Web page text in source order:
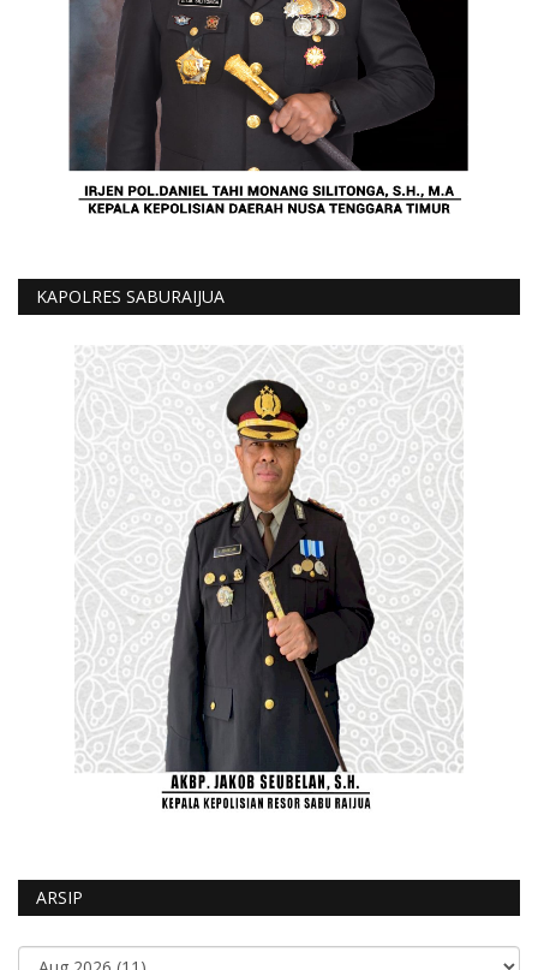
KAPOLRES SABURAIJUA
ARSIP